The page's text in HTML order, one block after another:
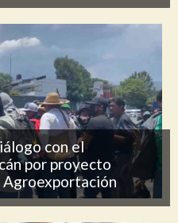
con el
por proyecto